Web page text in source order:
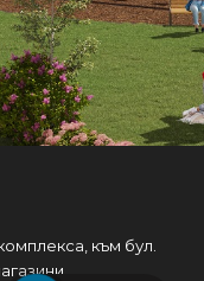
към бул.
.